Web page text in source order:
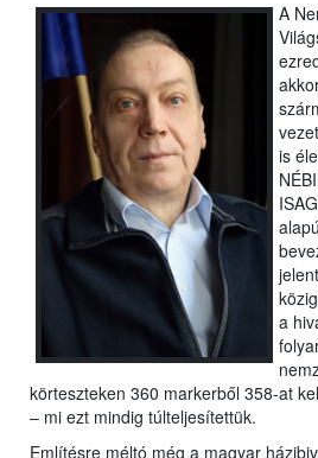
A
is
a
körteszteken 360 markerből 358-at
– mi ezt mindig túlteljesítettük.
Említésre méltó még a magyar